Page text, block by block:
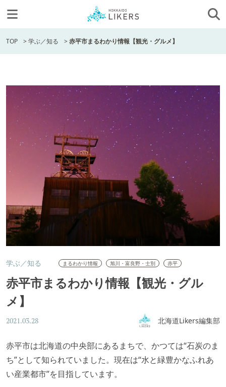
TOP >学ぶ／知る >赤平市まるわかり情報【観光・グルメ】
学ぶ／知る まるわかり情報 旭川・富良野・士別 赤平
赤平市まるわかり情報【観光・グル
メ】
2021.03.28 北海道Likers編集部
赤平市は北海道の中央部にあるまちで、かつては“石炭のま
ち”として知られていました。現在は“水と緑豊かなふれあ
い産業都市”を目指しています。